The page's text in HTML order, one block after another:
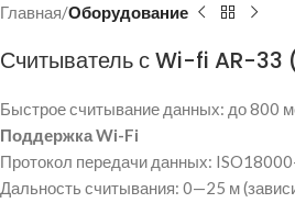
Главная Оборудование
Считыватель с Wi-fi AR-33
Быстрое считывание данных: до 800
Поддержка Wi-Fi
Протокол передачи данных:
Дальность считывания: 0—25 м